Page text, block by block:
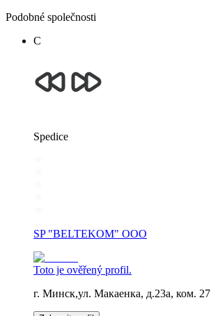
Podobné společnosti
С
Spedice
SP "BELTEKOM" OOO
Toto je ověřený profil.
г. Минск,ул. Макаенка, д.23а, ком. 27